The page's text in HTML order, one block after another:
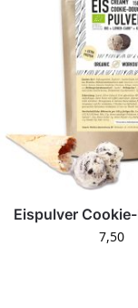
Eispulver
7,50